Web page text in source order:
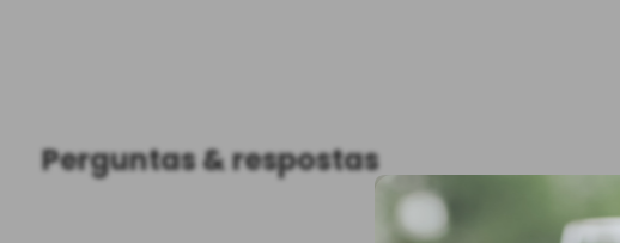
Perguntas & respostas